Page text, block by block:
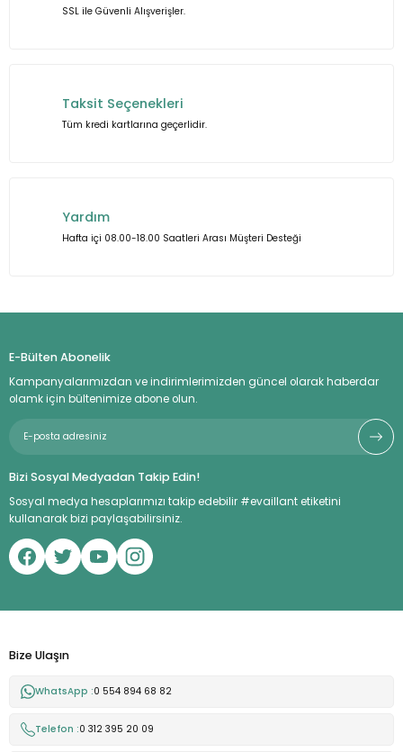
SSL ile Güvenli Alışverişler.
Taksit Seçenekleri
Tüm kredi kartlarına geçerlidir.
Yardım
Hafta içi 08.00-18.00 Saatleri Arası Müşteri Desteği
E-Bülten Abonelik
Kampanyalarımızdan ve indirimlerimizden güncel olarak haberdar
olamk için bültenimize abone olun.
Bizi Sosyal Medyadan Takip Edin!
Sosyal medya hesaplarımızı takip edebilir #evaillant etiketini
kullanarak bizi paylaşabilirsiniz.
Bize Ulaşın
WhatsApp :0 554 894 68 82
Telefon :0 312 395 20 09